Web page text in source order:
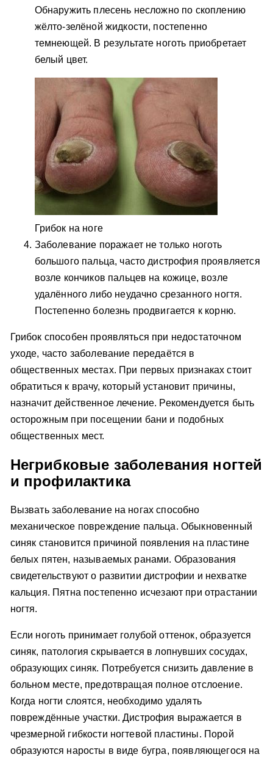
Обнаружить плесень несложно по скоплению
жёлто-зелёной жидкости, постепенно
темнеющей. В результате ноготь приобретает
белый цвет.
Грибок на ноге
Заболевание поражает не только ноготь
большого пальца, часто дистрофия проявляется
возле кончиков пальцев на кожице, возле
удалённого либо неудачно срезанного ногтя.
Постепенно болезнь продвигается к корню.
Грибок способен проявляться при недостаточном
уходе, часто заболевание передаётся в
общественных местах. При первых признаках стоит
обратиться к врачу, который установит причины,
назначит действенное лечение. Рекомендуется быть
осторожным при посещении бани и подобных
общественных мест.
Негрибковые заболевания ногтей
и профилактика
Вызвать заболевание на ногах способно
механическое повреждение пальца. Обыкновенный
синяк становится причиной появления на пластине
белых пятен, называемых ранами. Образования
свидетельствуют о развитии дистрофии и нехватке
кальция. Пятна постепенно исчезают при отрастании
ногтя.
Если ноготь принимает голубой оттенок, образуется
синяк, патология скрывается в лопнувших сосудах,
образующих синяк. Потребуется снизить давление в
больном месте, предотвращая полное отслоение.
Когда ногти слоятся, необходимо удалять
повреждённые участки. Дистрофия выражается в
чрезмерной гибкости ногтевой пластины. Порой
образуются наросты в виде бугра, появляющегося на